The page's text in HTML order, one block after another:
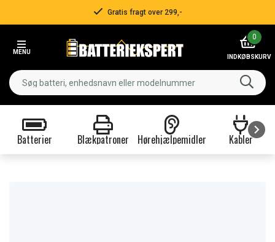
Gratis fragt over 299,-
MENU
0
INDKØBSKURV
Batterier Blækpatroner Hørehjælpemidler Kabler